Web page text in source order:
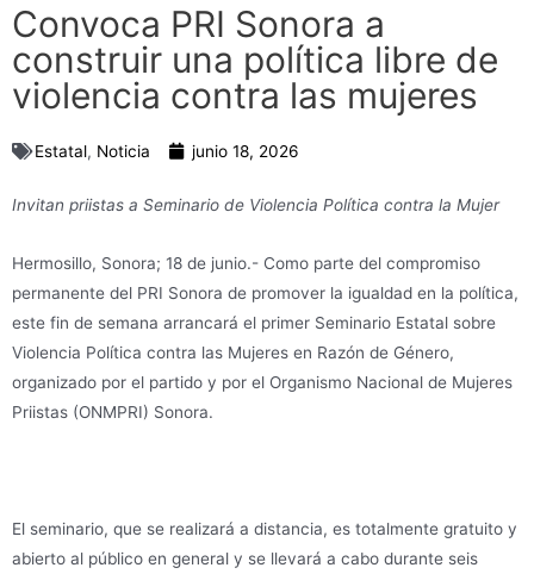
Convoca PRI Sonora a
construir una política libre de
violencia contra las mujeres
Estatal, Noticia junio 18, 2026
Invitan priistas a Seminario de Violencia Política contra la Mujer
Hermosillo, Sonora; 18 de junio.- Como parte del compromiso
permanente del PRI Sonora de promover la igualdad en la política,
este fin de semana arrancará el primer Seminario Estatal sobre
Violencia Política contra las Mujeres en Razón de Género,
organizado por el partido y por el Organismo Nacional de Mujeres
Priistas (ONMPRI) Sonora.
El seminario, que se realizará a distancia, es totalmente gratuito y
abierto al público en general y se llevará a cabo durante seis